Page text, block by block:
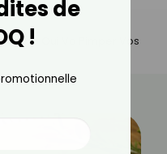
Qui Va Pimper Vos
de
!